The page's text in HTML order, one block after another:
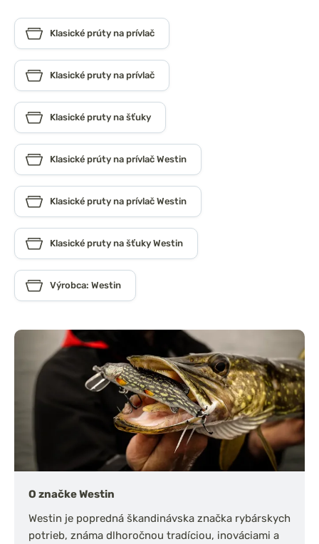
Klasické prúty na prívlač
Klasické pruty na prívlač
Klasické pruty na šťuky
Klasické prúty na prívlač Westin
Klasické pruty na prívlač Westin
Klasické pruty na šťuky Westin
Výrobca: Westin
O značke Westin
Westin je popredná škandinávska značka rybárskych
potrieb, známa dlhoročnou tradíciou, inováciami a